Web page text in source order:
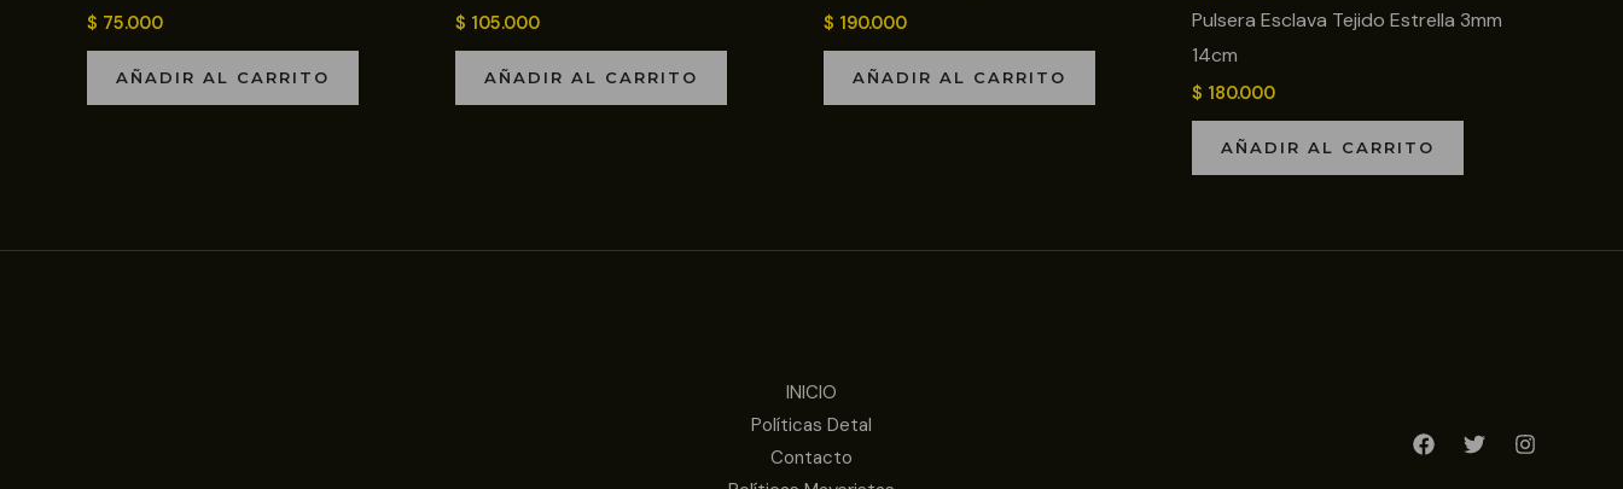
$ 75.000
AÑADIR AL CARRITO
$ 105.000
AÑADIR AL CARRITO
$ 190.000
AÑADIR AL CARRITO
Pulsera Esclava Tejido Estrella 3mm
14cm
$ 180.000
AÑADIR AL CARRITO
INICIO
Políticas Detal
Contacto